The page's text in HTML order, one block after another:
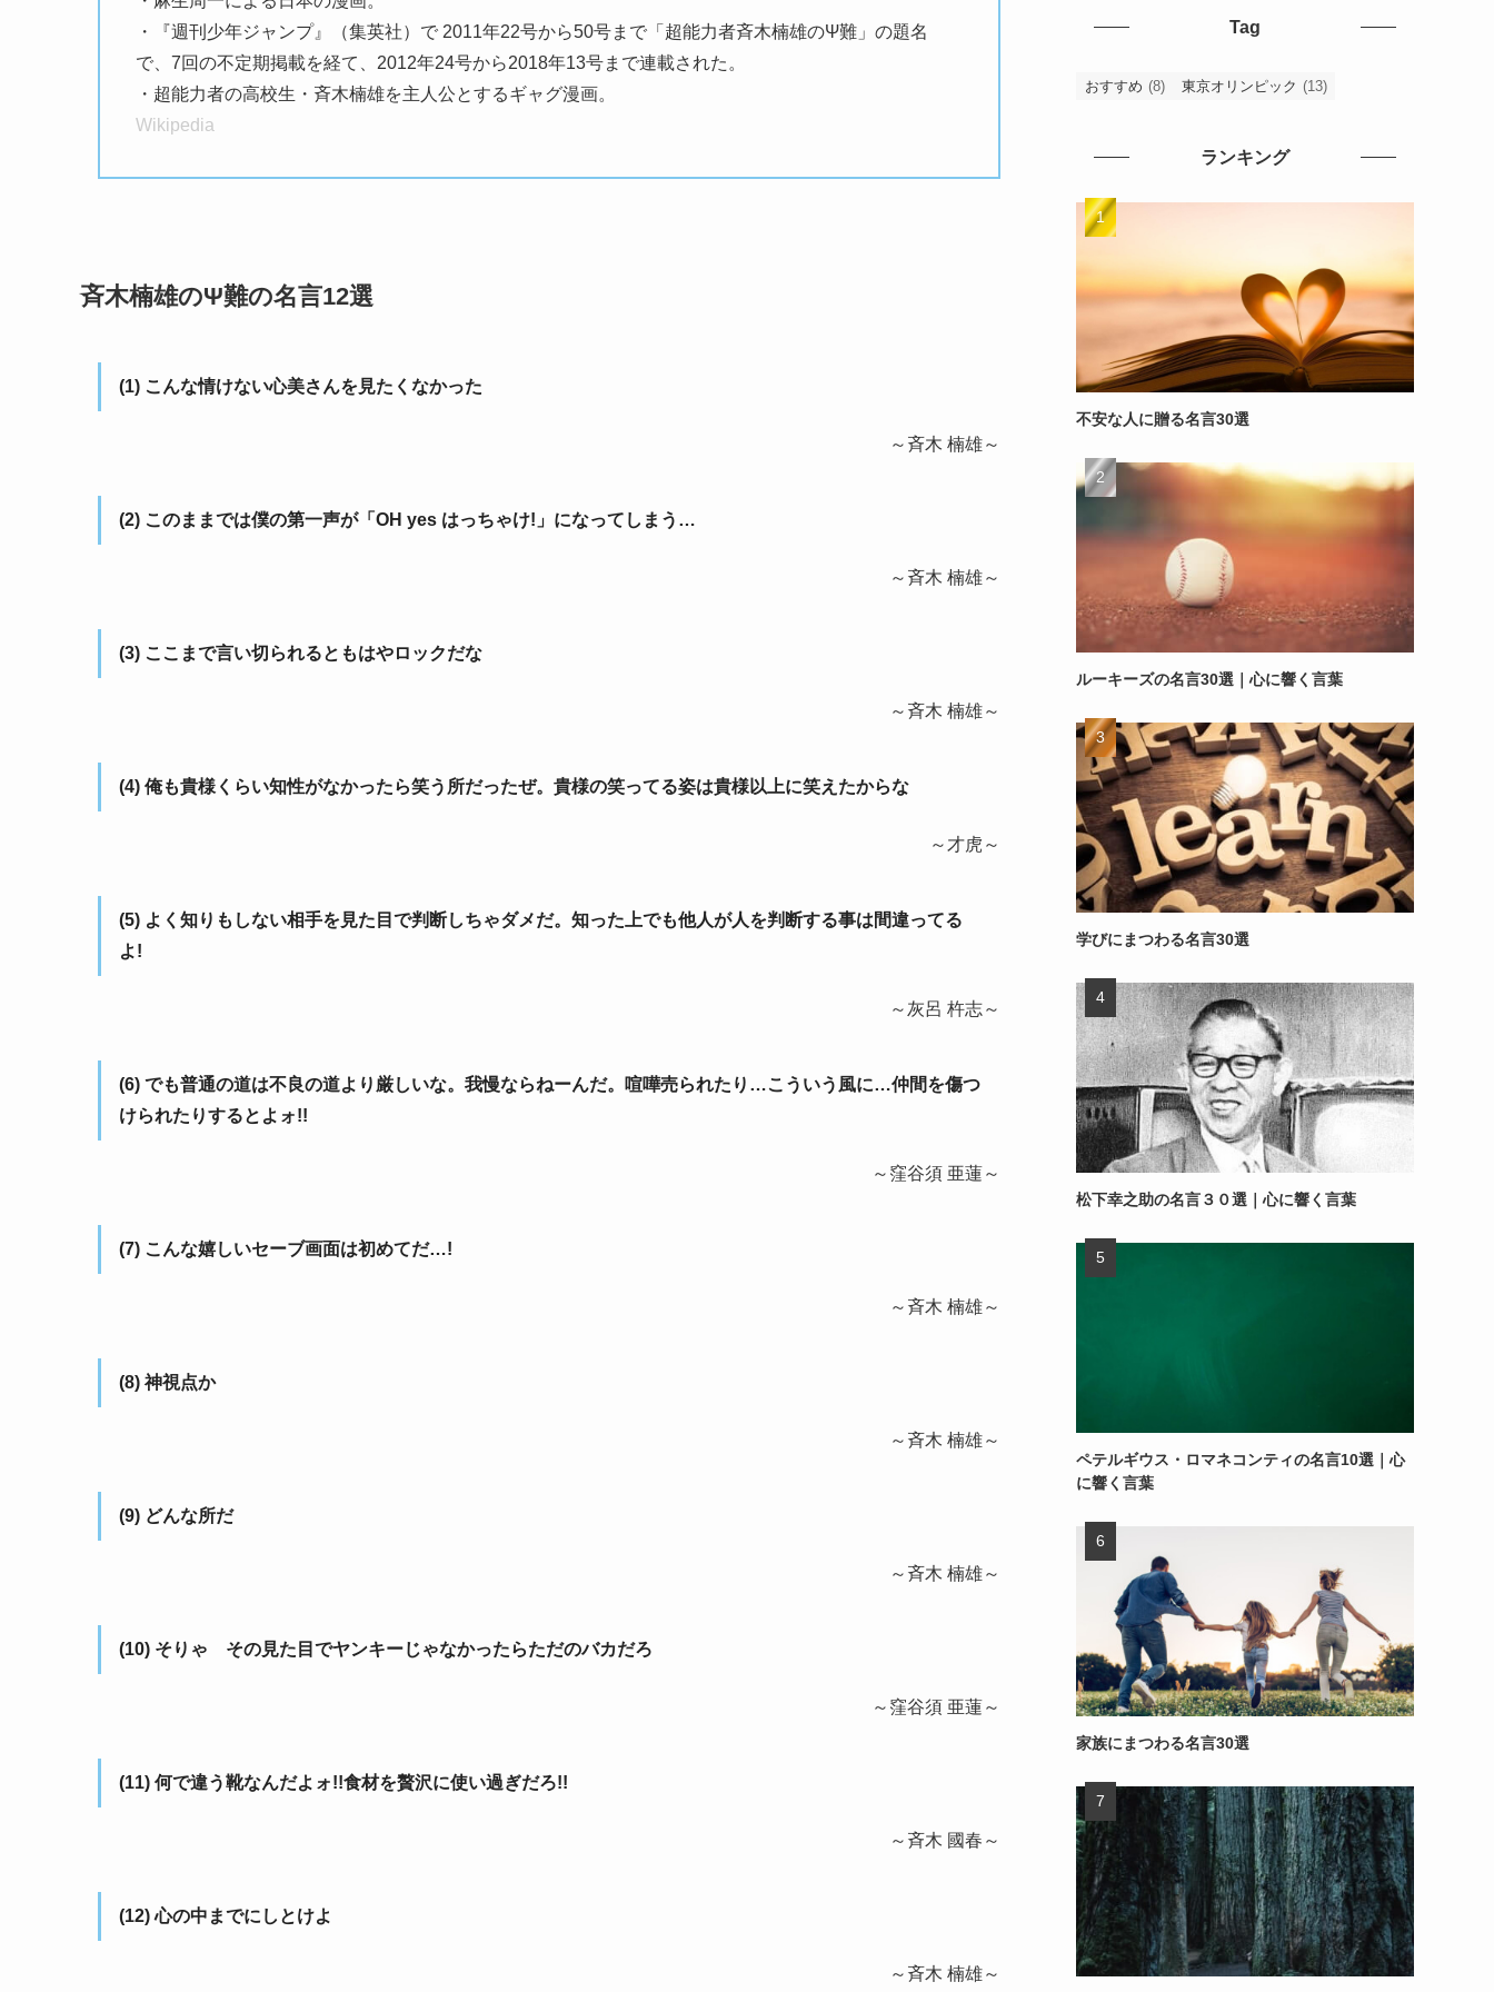
・『週刊少年ジャンプ』（集英社）で 2011年22号から50号まで「超能力者斉木楠雄のΨ難」の題名
で、7回の不定期掲載を経て、2012年24号から2018年13号まで連載された。
・超能力者の高校生・斉木楠雄を主人公とするギャグ漫画。
Wikipedia
斉木楠雄のΨ難の名言12選
(1) こんな情けない心美さんを見たくなかった
～斉木 楠雄～
(2) このままでは僕の第一声が「OH yes はっちゃけ!」になってしまう…
～斉木 楠雄～
(3) ここまで言い切られるともはやロックだな
～斉木 楠雄～
(4) 俺も貴様くらい知性がなかったら笑う所だったぜ。貴様の笑ってる姿は貴様以上に笑えたからな
～才虎～
(5) よく知りもしない相手を見た目で判断しちゃダメだ。知った上でも他人が人を判断する事は間違ってる
よ!
～灰呂 杵志～
(6) でも普通の道は不良の道より厳しいな。我慢ならねーんだ。喧嘩売られたり…こういう風に…仲間を傷つ
けられたりするとよォ!!
～窪谷須 亜蓮～
(7) こんな嬉しいセーブ画面は初めてだ…!
～斉木 楠雄～
(8) 神視点か
～斉木 楠雄～
(9) どんな所だ
～斉木 楠雄～
(10) そりゃ その見た目でヤンキーじゃなかったらただのバカだろ
～窪谷須 亜蓮～
(11) 何で違う靴なんだよォ!!食材を贅沢に使い過ぎだろ!!
～斉木 國春～
(12) 心の中までにしとけよ
～斉木 楠雄～
Tag
おすすめ (8) 東京オリンピック (13)
ランキング
不安な人に贈る名言30選
ルーキーズの名言30選｜心に響く言葉
学びにまつわる名言30選
松下幸之助の名言３０選｜心に響く言葉
ペテルギウス・ロマネコンティの名言10選｜心
に響く言葉
家族にまつわる名言30選